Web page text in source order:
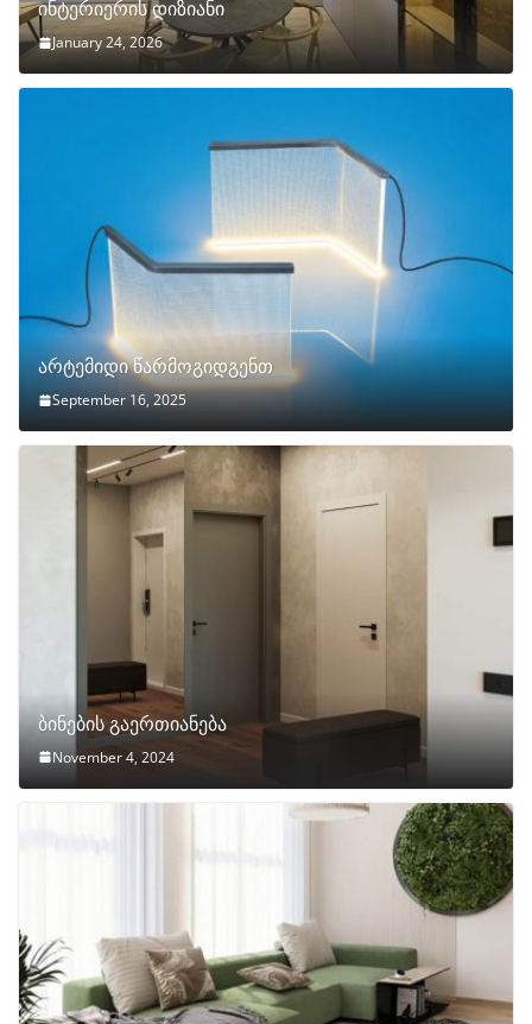
ინტერიერის დიზიანი
January 24, 2026
არტემიდი წარმოგიდგენთ
September 16, 2025
ბინების გაერთიანება
November 4, 2024